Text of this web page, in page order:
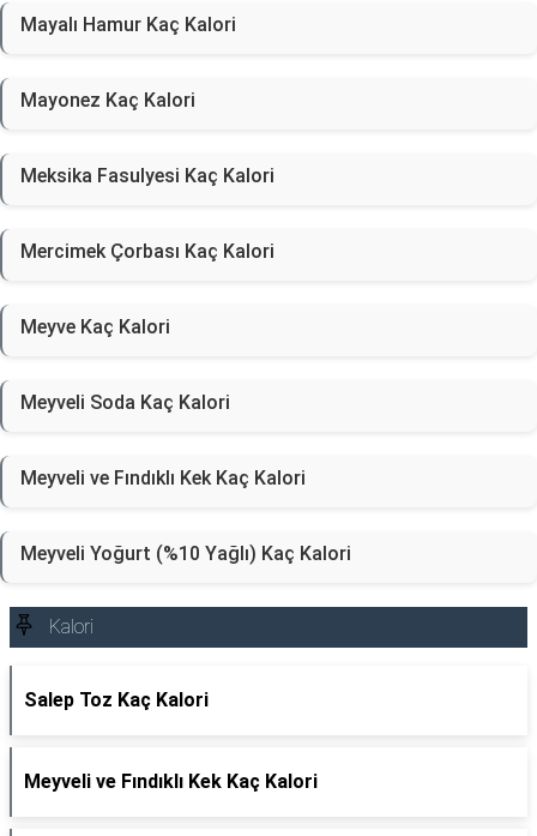
Mayalı Hamur Kaç Kalori
Mayonez Kaç Kalori
Meksika Fasulyesi Kaç Kalori
Mercimek Çorbası Kaç Kalori
Meyve Kaç Kalori
Meyveli Soda Kaç Kalori
Meyveli ve Fındıklı Kek Kaç Kalori
Meyveli Yoğurt (%10 Yağlı) Kaç Kalori
Kalori
Salep Toz Kaç Kalori
Meyveli ve Fındıklı Kek Kaç Kalori